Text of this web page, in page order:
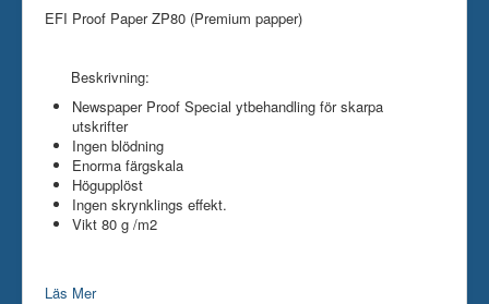
EFI Proof Paper ZP80 (Premium papper)
Beskrivning:
Newspaper Proof Special ytbehandling för skarpa
utskrifter
Ingen blödning
Enorma färgskala
Högupplöst
Ingen skrynklings effekt.
Vikt 80 g /m2
Läs Mer